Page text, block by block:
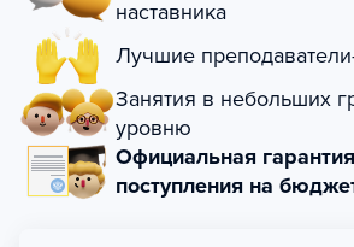
наставника
Лучшие
Занятия в небольших
уровню
Официальная гарантия
поступления на